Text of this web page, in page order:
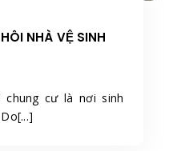
NHÀ VỆ SINH
cư là nơi sinh